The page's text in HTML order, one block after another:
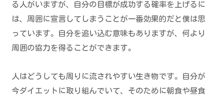
る人がいますが、自分の目標が成功する確率を上げるに
は、周囲に宣言してしまうことが一番効果的だと僕は思
っています。自分を追い込む意味もありますが、何より
周囲の協力を得ることができます。
人はどうしても周りに流されやすい生き物です。自分が
今ダイエットに取り組んでいて、そのために朝食や昼食